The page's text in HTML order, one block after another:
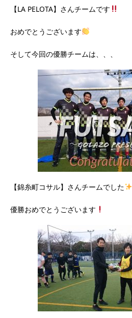
【LA PELOTA】さんチームです
おめでとうございます
そして今回の優勝チームは、、、
【錦糸町コサル】さんチームでした
優勝おめでとうございます